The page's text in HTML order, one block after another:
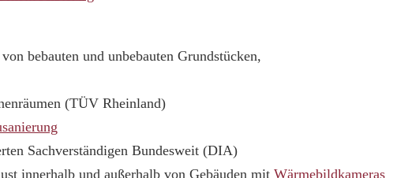
bebauten und unbebauten Grundstücken,
(TÜV Rheinland)
Sachverständigen Bundesweit (DIA)
innerhalb und außerhalb von Gebäuden mit Wärmebildkameras